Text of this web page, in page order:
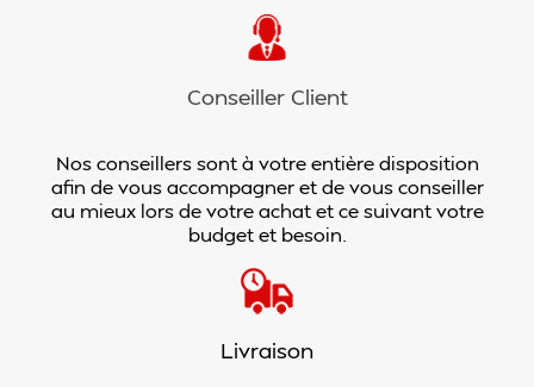
Conseiller Client
Nos conseillers sont à votre entière disposition
afin de vous accompagner et de vous conseiller
au mieux lors de votre achat et ce suivant votre
budget et besoin.
Livraison